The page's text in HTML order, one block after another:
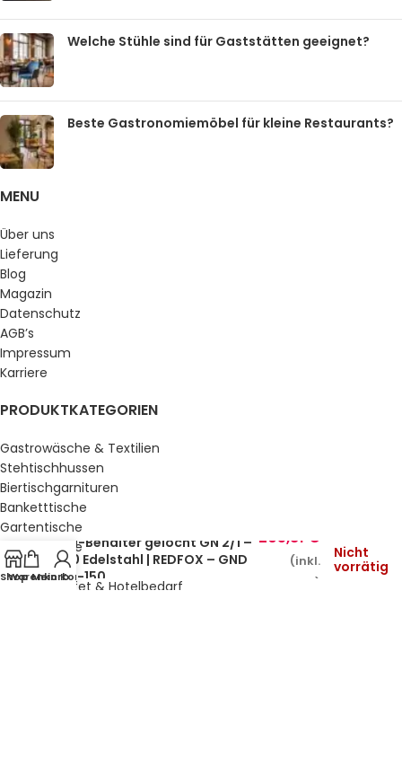
Welche Stühle sind für Gaststätten geeignet?
Beste Gastronomiemöbel für kleine Restaurants?
MENU
Über uns
Lieferung
Blog
Magazin
Datenschutz
AGB’s
Impressum
Karriere
PRODUKTKATEGORIEN
Gastrowäsche & Textilien
Stehtischhussen
Biertischgarnituren
Banketttische
Gartentische
Gartenstühle
Küche & Bar
Service, Buffet & Hotelbedarf
Shop
Warenkorb
Mein Konto
GN-Behälter gelocht GN 2/1 –
150 Edelstahl | REDFOX – GND
2/1-150
205,81 €
(inkl.
MwSt.)
Nicht
vorrätig